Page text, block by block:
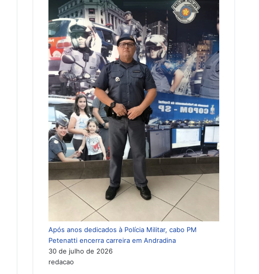
Após anos dedicados à Polícia Militar, cabo PM
Petenatti encerra carreira em Andradina
30 de julho de 2026
redacao